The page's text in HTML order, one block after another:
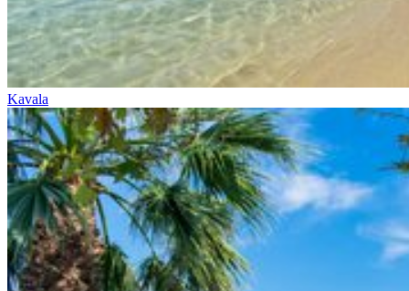
Kavala